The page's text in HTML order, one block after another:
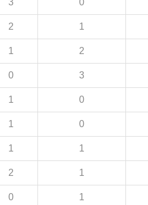
2 1
1 2
0 3
1 0
1 0
1 1
2 1
0 1